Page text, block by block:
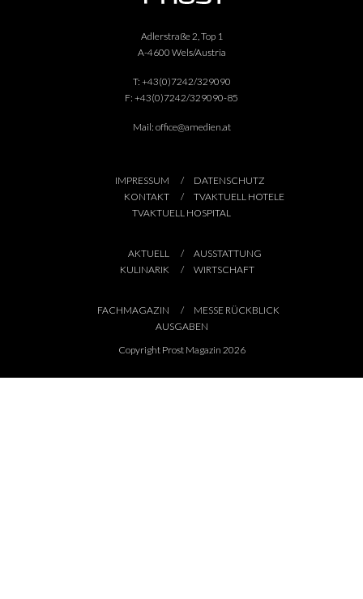
Adlerstraße 2, Top 1
A-4600 Wels/Austria
T: +43(0)7242/329090
F: +43(0)7242/329090-85
Mail: office@amedien.at
IMPRESSUM
DATENSCHUTZ
KONTAKT
TVAKTUELL HOTELE
TVAKTUELL HOSPITAL
AKTUELL
AUSSTATTUNG
KULINARIK
WIRTSCHAFT
FACHMAGAZIN
MESSE RÜCKBLICK
AUSGABEN
Copyright Prost Magazin 2026